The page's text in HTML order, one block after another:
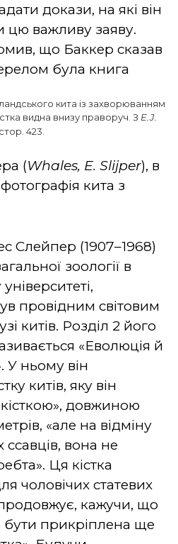
докази, на які він
цю важливу заяву.
що Баккер сказав
кита із захворюванням
видна внизу праворуч. З E.J.
423.
була книга
(Whales, E. Slijper), в
кита з
Слейпер (1907–1968)
зоології в
провідним світовим
китів. Розділ 2 його
«Еволюція й
У ньому він
китів, яку він
довжиною
«але на відміну
ссавців, вона не
Ця кістка
чоловічих статевих
кажучи, що
бути прикріплена ще